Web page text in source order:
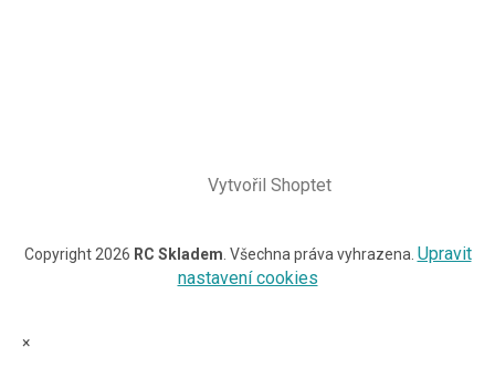
Vytvořil Shoptet
Copyright 2026 RC Skladem . Všechna práva vyhrazena. Upravit
nastavení cookies
×